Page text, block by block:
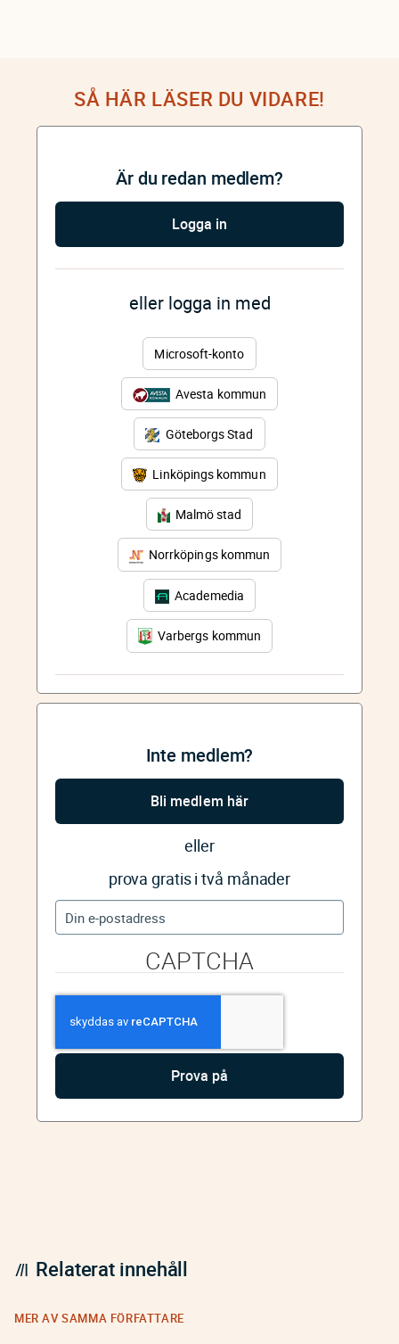
SÅ HÄR LÄSER DU VIDARE!
Är du redan medlem?
Logga in
eller logga in med
Microsoft-konto
Avesta kommun
Göteborgs Stad
Linköpings kommun
Malmö stad
Norrköpings kommun
Academedia
Varbergs kommun
Inte medlem?
Bli medlem här
eller
prova gratis i två månader
CAPTCHA
Relaterat innehåll
MER AV SAMMA FÖRFATTARE